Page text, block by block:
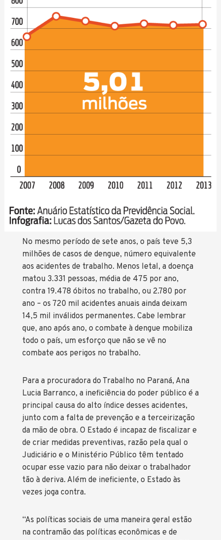
No mesmo período de sete anos, o país teve 5,3
milhões de casos de dengue, número equivalente
aos acidentes de trabalho. Menos letal, a doença
matou 3.331 pessoas, média de 475 por ano,
contra 19.478 óbitos no trabalho, ou 2.780 por
ano – os 720 mil acidentes anuais ainda deixam
14,5 mil inválidos permanentes. Cabe lembrar
que, ano após ano, o combate à dengue mobiliza
todo o país, um esforço que não se vê no
combate aos perigos no trabalho.
Para a procuradora do Trabalho no Paraná, Ana
Lucia Barranco, a ineficiência do poder público é a
principal causa do alto índice desses acidentes,
junto com a falta de prevenção e a terceirização
da mão de obra. O Estado é incapaz de fiscalizar e
de criar medidas preventivas, razão pela qual o
Judiciário e o Ministério Público têm tentado
ocupar esse vazio para não deixar o trabalhador
tão à deriva. Além de ineficiente, o Estado às
vezes joga contra.
“As políticas sociais de uma maneira geral estão
na contramão das políticas econômicas e de